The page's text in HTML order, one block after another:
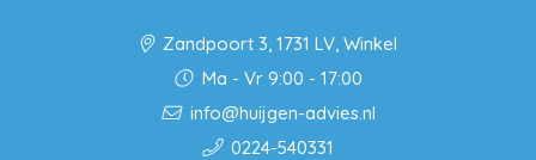
Zandpoort 3, 1731 LV, Winkel
Ma - Vr 9:00 - 17:00
info@huijgen-advies.nl
0224-540331